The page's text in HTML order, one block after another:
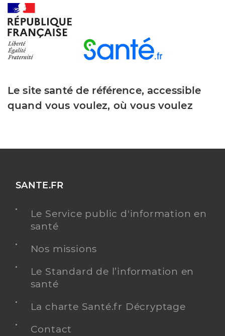
Le site santé de référence, accessible
quand vous voulez, où vous voulez
SANTE.FR
Le Service public d'information en
santé
Nos missions
Le Standard de l’information en
santé
La charte Santé.fr Décryptage
Contact